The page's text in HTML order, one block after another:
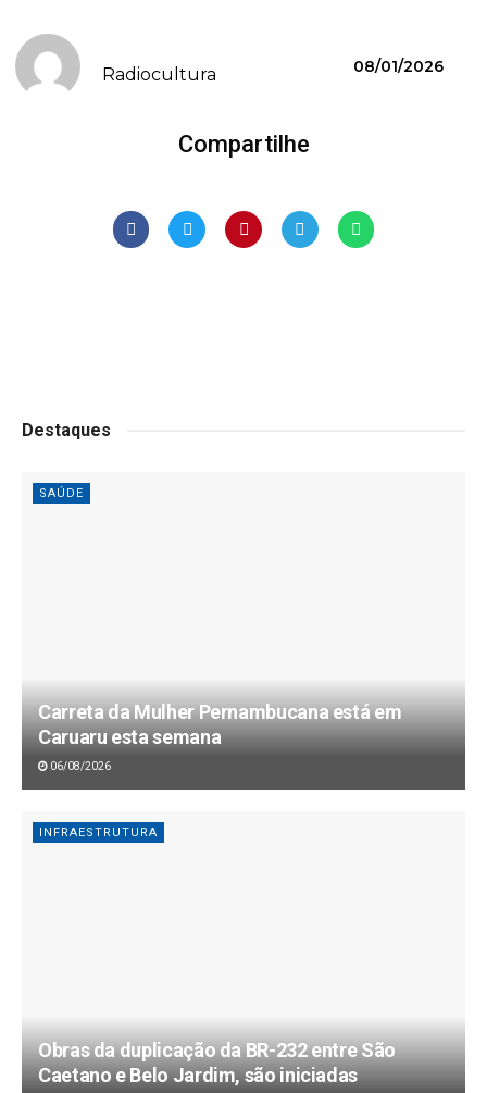
Radiocultura 08/01/2026
Compartilhe
Destaques
SAÚDE
Carreta da Mulher Pernambucana está em
Caruaru esta semana
06/08/2026
INFRAESTRUTURA
Obras da duplicação da BR-232 entre São
Caetano e Belo Jardim, são iniciadas